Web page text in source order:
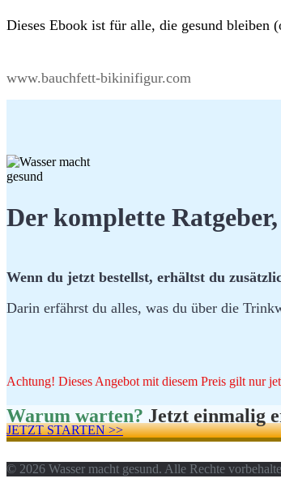
Dieses Ebook ist für alle, die gesund bleiben
www.bauchfett-bikinifigur.com
Der komplette
Wenn du jetzt bestellst, erhältst du
Darin erfährst du alles, was du über die
Achtung! Dieses Angebot mit diesem Preis gilt nur
Warum warten? Jetzt einmalig
JETZT STARTEN >>
© 2026 Wasser macht gesund. Alle Rechte